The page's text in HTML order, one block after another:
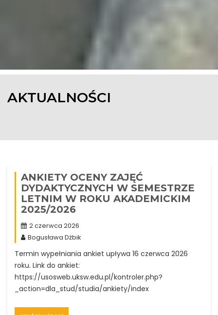
AKTUALNOŚCI
ANKIETY OCENY ZAJĘĆ
DYDAKTYCZNYCH W SEMESTRZE
LETNIM W ROKU AKADEMICKIM
2025/2026
2 czerwca 2026
Bogusława Dżbik
Termin wypełniania ankiet upływa 16 czerwca 2026
roku. Link do ankiet:
https://usosweb.uksw.edu.pl/kontroler.php?
_action=dla_stud/studia/ankiety/index